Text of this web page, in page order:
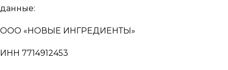
данные:
ООО «НОВЫЕ ИНГРЕДИЕНТЫ»
ИНН 7714912453